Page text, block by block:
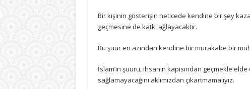
Bir kişinin gösterişin neticede kendine bir şey
geçmesine de katkı ağlayacaktır.
Bu şuur en azından kendine bir murakabe bir
İslam’ın şuuru, ihsanın kapısından geçmekle
sağlamayacağını aklımızdan çıkartmamalıyız.